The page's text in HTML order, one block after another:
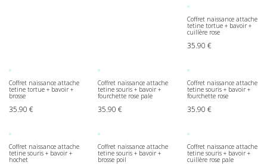
Coffret naissance attache
tetine tortue + bavoir +
cuillère rose
35.90 €
Coffret naissance attache
tetine tortue + bavoir +
brosse
35.90 €
Coffret naissance attache
tetine souris + bavoir +
fourchette rose pale
35.90€
Coffret naissance attache
tetine souris + bavoir +
fourchette rose
35.90 €
Coffret naissance attache
tetine souris + bavoir +
hochet
Coffret naissance attache
tetine souris + bavoir +
brosse poil
Coffret naissance attache
tetine souris + bavoir +
cuillère rose pale